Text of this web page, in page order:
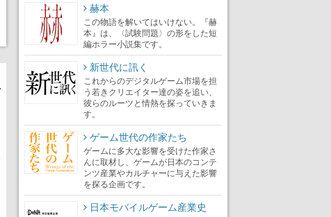
赫本
この物語を解いてはいけない。『赫
本』は、〈試験問題〉の形をした短
編ホラー小説集です。
新世代に訊く
これからのデジタルゲーム市場を担
う若きクリエイター達の姿を追い、
彼らのルーツと情熱を探っていきま
す。
ゲーム世代の作家たち
ゲームに多大な影響を受けた作家さ
んに取材し、ゲームが日本のコンテ
ンツ産業やカルチャーに与えた影響
を探る企画です。
日本モバイルゲーム産業史